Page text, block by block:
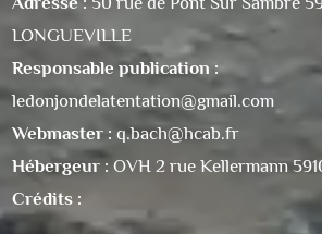
LONGUEVILLE
Responsable publication :
ledonjondelatentation@gmail.com
Webmaster : q.bach@hcab.fr
Hébergeur : OVH 2 rue Kellermann
Crédits :